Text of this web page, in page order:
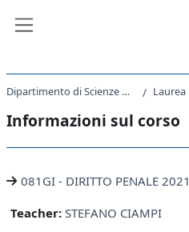
Dipartimento di Scienze Giuridiche, del Linguaggio, dell`Interpretazione e della Traduzione
Informazioni sul corso
081GI - DIRITTO PENALE 2021
Teacher: STEFANO CIAMPI